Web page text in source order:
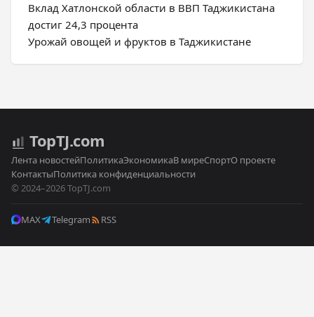
Вклад Хатлонской области в ВВП Таджикистана
достиг 24,3 процента
Урожай овощей и фруктов в Таджикистане
TopTJ.com
Лента новостейПолитикаЭкономикаВ миреСпортО проекте
КонтактыПолитика конфиденциальности
© 2024–2026 TopTJ.com
MAX Telegram RSS